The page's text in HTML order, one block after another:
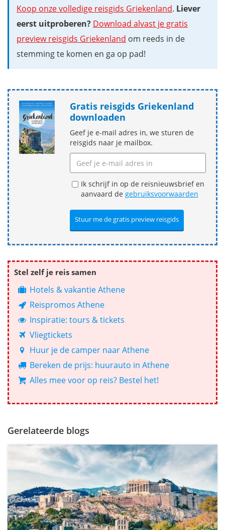
Koop onze volledige reisgids Griekenland. Liever
eerst uitproberen? Download alvast je gratis
preview reisgids Griekenland om reeds in de
stemming te komen en ga op pad!
Gratis reisgids Griekenland
downloaden
Geef je e-mail adres in, we sturen de
reisgids naar je mailbox.
Ik schrijf in op de reisnieuwsbrief en
aanvaard de gebruiksvoorwaarden
Stel zelf je reis samen
Hotels & vakantie Athene
Reispromos Athene
Inspiratie: tours & tickets
Vliegtickets
Huur je de camper naar Athene
Bereken de prijs: huurauto in Athene
Alles mee voor op reis? Bestel het!
Gerelateerde blogs